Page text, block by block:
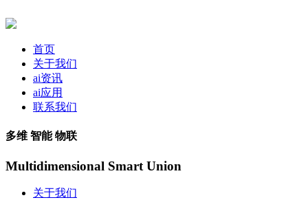
首页
关于我们
ai资讯
ai应用
联系我们
多维 智能 物联
Multidimensional Smart Union
关于我们